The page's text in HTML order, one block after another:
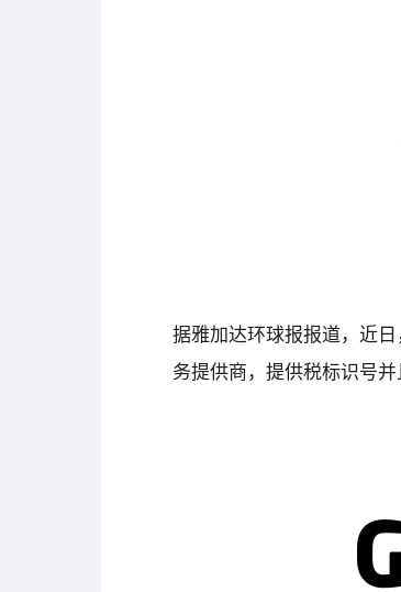
据雅加达环球报报道，近
务提供商，提供税标识号